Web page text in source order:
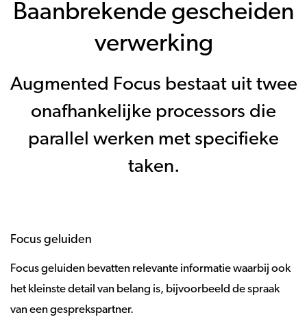
Baanbrekende gescheiden
verwerking
Augmented Focus bestaat uit twee
onafhankelijke processors die
parallel werken met specifieke
taken.
Focus geluiden
Focus geluiden bevatten relevante informatie waarbij ook
het kleinste detail van belang is, bijvoorbeeld de spraak
van een gesprekspartner.